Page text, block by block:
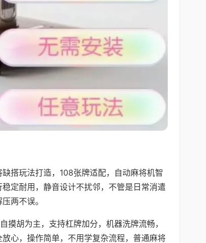
搭玩法打造，108张牌适配，自动麻将机智
定耐用，静音设计不扰邻，不管是日常消遣
两不误。
摸胡为主，支持杠牌加分，机器洗牌流畅，
心，操作简单，不用学复杂流程，普通麻将